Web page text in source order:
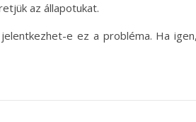
az állapotukat.
e ez a probléma. Ha